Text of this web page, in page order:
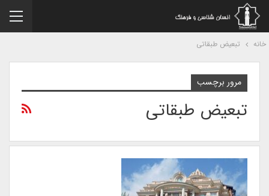
تبعیض طبقاتی
مرور برچسب
تبعیض طبقاتی